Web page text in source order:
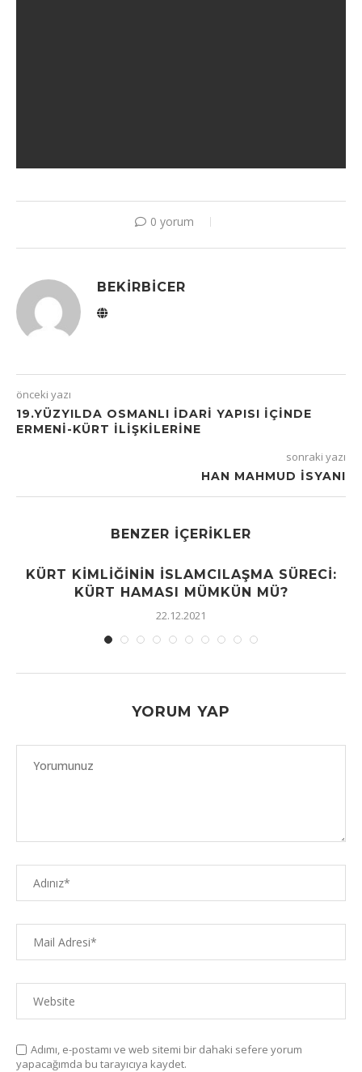
0 yorum
BEKIRBICER
önceki yazı
19.YÜZYILDA OSMANLI İDARİ YAPISI İÇİNDE
ERMENİ-KÜRT İLİŞKİLERİNE
sonraki yazı
HAN MAHMUD İSYANI
BENZER İÇERIKLER
KÜRT KIMLIĞININ İSLAMCILAŞMA SÜRECI:
KÜRT HAMASI MÜMKÜN MÜ?
22.12.2021
YORUM YAP
Adımı, e-postamı ve web sitemi bir dahaki sefere yorum
yapacağımda bu tarayıcıya kaydet.